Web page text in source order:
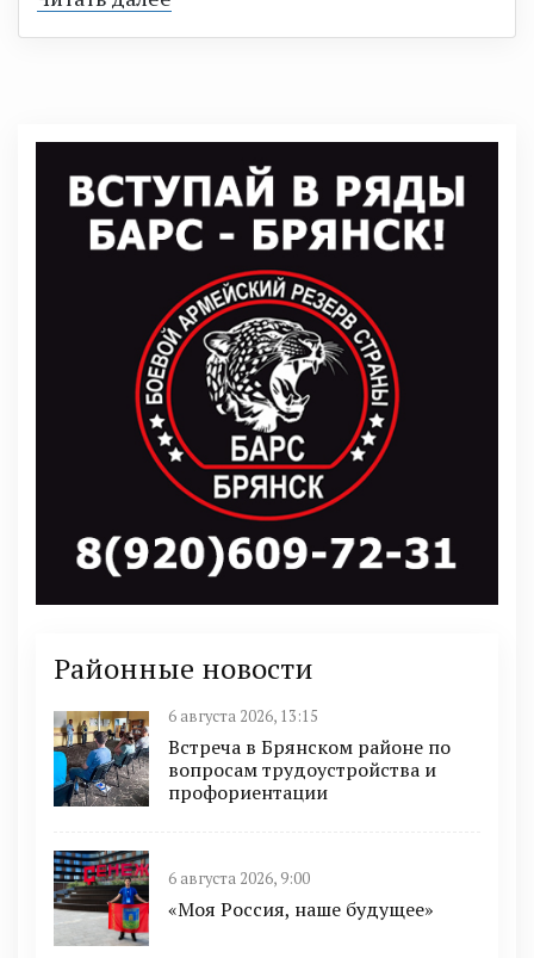
Районные новости
6 августа 2026, 13:15
Встреча в Брянском районе по
вопросам трудоустройства и
профориентации
6 августа 2026, 9:00
«Моя Россия, наше будущее»